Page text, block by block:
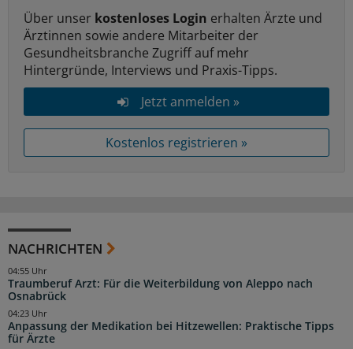
Über unser kostenloses Login erhalten Ärzte und
Ärztinnen sowie andere Mitarbeiter der
Gesundheitsbranche Zugriff auf mehr
Hintergründe, Interviews und Praxis-Tipps.
Jetzt anmelden »
Kostenlos registrieren »
NACHRICHTEN
Traumberuf Arzt: Für die Weiterbildung von Aleppo nach
Osnabrück
04:55 Uhr
Anpassung der Medikation bei Hitzewellen: Praktische Tipps
für Ärzte
04:23 Uhr